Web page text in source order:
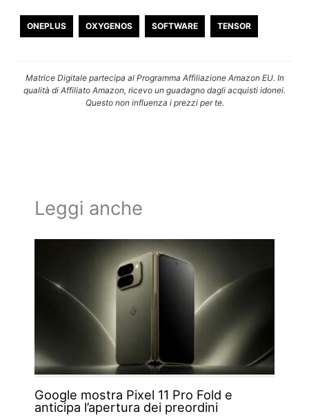
ONEPLUS OXYGENOS SOFTWARE TENSOR
Matrice Digitale partecipa al Programma Affiliazione Amazon EU. In
qualità di Affiliato Amazon, ricevo un guadagno dagli acquisti idonei.
Questo non influenza i prezzi per te.
Leggi anche
Google mostra Pixel 11 Pro Fold e
anticipa l’apertura dei preordini